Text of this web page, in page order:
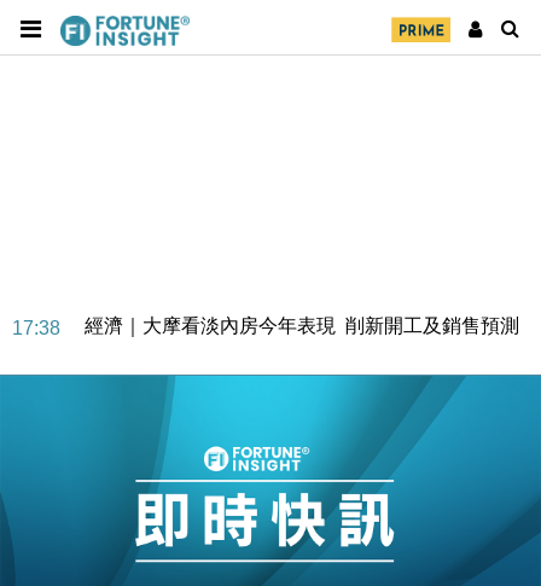
17:38 經濟｜大摩看淡內房今年表現 削新開工及銷售預測
科技｜iPhone 18 Pro成本或升4成 蘋果或犧牲毛利穩
定新機售價
本地｜香港迪拜下月10日合辦氣候金融會議
財經｜大摩削老鋪黃金目標價至505元 惟維持「增
持」評級
13:49
本地｜華嫂冰室太子店涉提供失實資料 遭禁申請輸入